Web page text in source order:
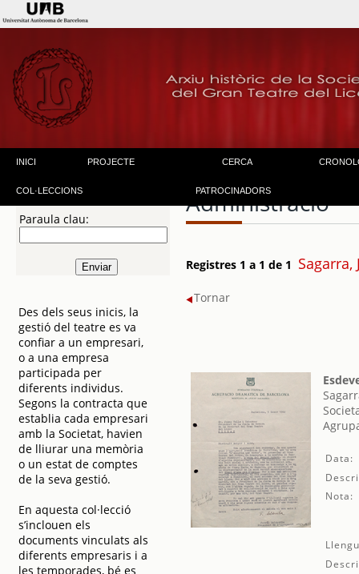
INICI PROJECTE CERCA
COL·LECCIONS PATROCINADORS
Paraula clau:
Des dels seus inicis, la
gestió del teatre es va
confiar a un empresari,
o a una empresa
participada per
diferents individus.
Segons la contracta que
establia cada empresari
amb la Societat, havien
de lliurar una memòria
o un estat de comptes
de la seva gestió.
En aquesta col·lecció
s’inclouen els
documents vinculats als
diferents empresaris i a
les temporades, bé es
Administració
Registres 1 a 1 de 1 Sagarra,
Tornar
Data:
Nota: